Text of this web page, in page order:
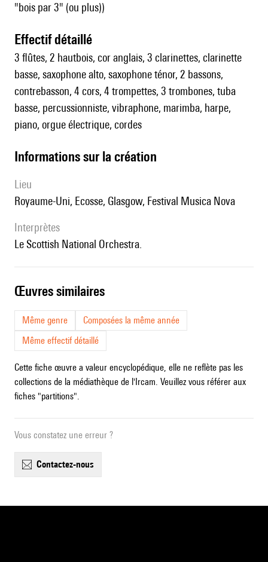
"bois par 3" (ou plus))
effectif détaillé
3 flûtes, 2 hautbois, cor anglais, 3 clarinettes, clarinette
basse, saxophone alto, saxophone ténor, 2 bassons,
contrebasson, 4 cors, 4 trompettes, 3 trombones, tuba
basse, percussionniste, vibraphone, marimba, harpe,
piano, orgue électrique, cordes
informations sur la création
lieu
Royaume-Uni, Ecosse, Glasgow, Festival Musica Nova
interprètes
le Scottish National Orchestra.
œuvres similaires
Même genre
Composées la même année
Même effectif détaillé
Cette fiche œuvre a valeur encyclopédique, elle ne reflète pas les
collections de la médiathèque de l'Ircam. Veuillez vous référer aux
fiches "partitions".
Vous constatez une erreur ?
contactez-nous